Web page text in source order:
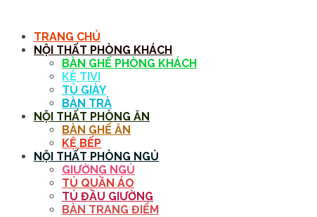
TRANG CHỦ
NỘI THẤT PHÒNG KHÁCH
BÀN GHẾ PHÒNG KHÁCH
KỆ TIVI
TỦ GIÀY
BÀN TRÀ
NỘI THẤT PHÒNG ĂN
BÀN GHẾ ĂN
KỆ BẾP
NỘI THẤT PHÒNG NGỦ
GIƯỜNG NGỦ
TỦ QUẦN ÁO
TỦ ĐẦU GIƯỜNG
BÀN TRANG ĐIỂM